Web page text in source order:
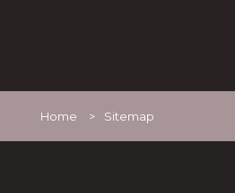
Home > Sitemap